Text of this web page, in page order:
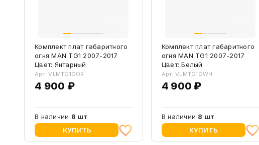
Комплект плат габаритного
огня MAN TG1 2007-2017
Цвет: Янтарный
Арт: VLMTG1GOR
4 900 ₽
В наличии 8 шт
КУПИТЬ
Комплект плат габаритного
огня MAN TG1 2007-2017
Цвет: Белый
Арт: VLMTG1GWH
4 900 ₽
В наличии 8 шт
КУПИТЬ